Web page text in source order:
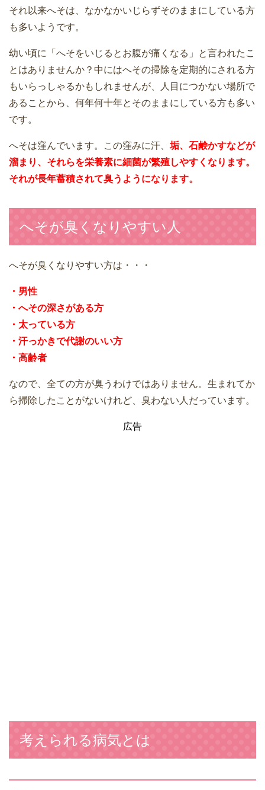
それ以来へそは、なかなかいじらずそのままにしている方
も多いようです。
幼い頃に「へそをいじるとお腹が痛くなる」と言われたこ
とはありませんか？中にはへその掃除を定期的にされる方
もいらっしゃるかもしれませんが、人目につかない場所で
あることから、何年何十年とそのままにしている方も多い
です。
へそは窪んでいます。この窪みに汗、 垢、石鹸かすなどが
溜まり、それらを栄養素に細菌が繁殖しやすくなります。
それが長年蓄積されて臭うようになります。
へそが臭くなりやすい人
へそが臭くなりやすい方は・・・
・男性
・へその深さがある方
・太っている方
・汗っかきで代謝のいい方
・高齢者
なので、全ての方が臭うわけではありません。生まれてか
ら掃除したことがないけれど、臭わない人だっています。
広告
考えられる病気とは